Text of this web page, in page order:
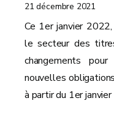
21 décembre 2021
Ce 1er janvier
le secteur des
changements
nouvelles
à partir du 1er